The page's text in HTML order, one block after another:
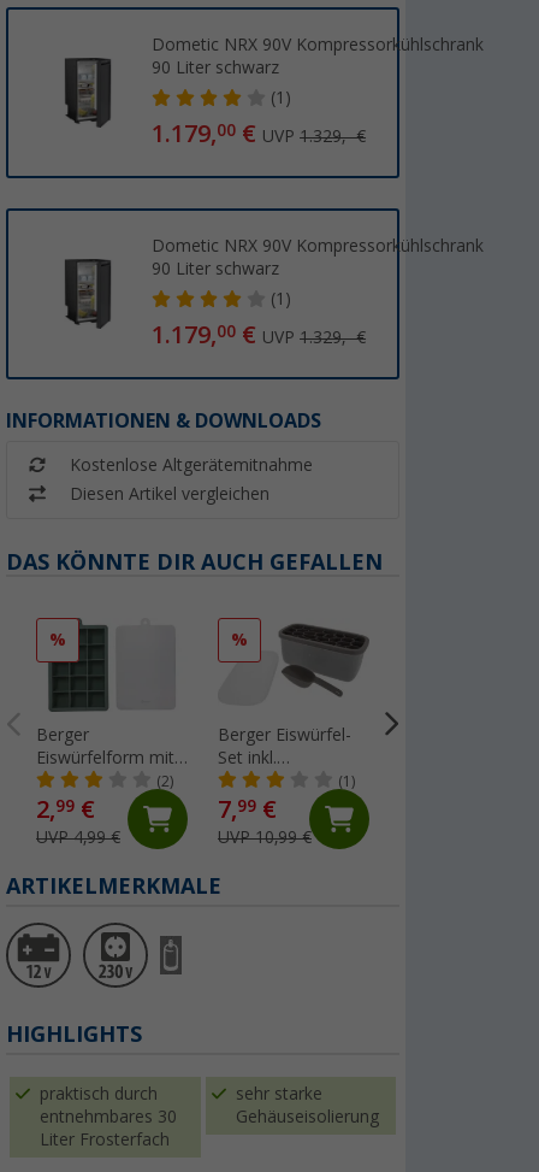
Dometic NRX 90V Kompressorkühlschrank
90 Liter schwarz
(1)
1.179,00 € UVP1.329,- €
Dometic NRX 90V Kompressorkühlschrank
90 Liter schwarz
(1)
1.179,00 € UVP1.329,- €
INFORMATIONEN & DOWNLOADS
Kostenlose Altgerätemitnahme
Diesen Artikel vergleichen
DAS KÖNNTE DIR AUCH GEFALLEN
%
Berger
Eiswürfelform mit
Deckel grün
(2)
2,99 €
UVP 4,99 €
%
Berger Eiswürfel-
Set inkl.
Eiswürfelform,
Deckel, Box und
Eisschaufel grau
(1)
7,99 €
UVP 10,99 €
ARTIKELMERKMALE
HIGHLIGHTS
praktisch durch
entnehmbares 30
Liter Frosterfach
sehr starke
Gehäuseisolierung